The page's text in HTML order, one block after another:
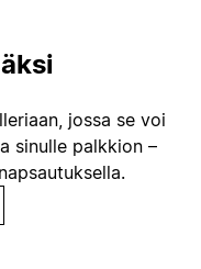
jossa se voi
sinulle palkkion –